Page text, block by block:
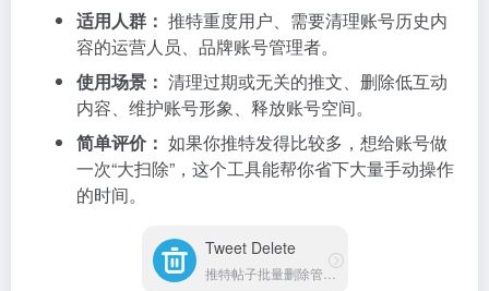
适用人群： 推特重度用户、需要清理账号历史内
容的运营人员、品牌账号管理者。
使用场景： 清理过期或无关的推文、删除低互动
内容、维护账号形象、释放账号空间。
简单评价： 如果你推特发得比较多，想给账号做
一次“大扫除”，这个工具能帮你省下大量手动操作
的时间。
Tweet Delete
推特帖子批量删除管理工具